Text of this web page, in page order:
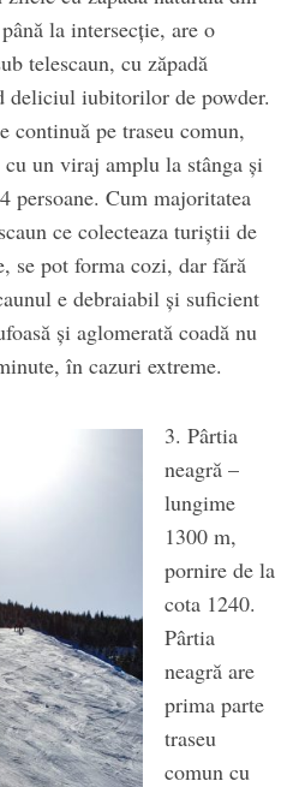
la intersecție, are o
telescaun, cu zăpadă
deliciul iubitorilor de powder.
continuă pe traseu comun,
un viraj amplu la stânga și
persoane. Cum majoritatea
ce colecteaza turiștii de
se pot forma cozi, dar fără
e debraiabil și suficient
și aglomerată coadă nu
în cazuri extreme.
3. Pârtia
neagră –
lungime
1300 m,
pornire de la
cota 1240.
Pârtia
neagră are
prima parte
traseu
comun cu